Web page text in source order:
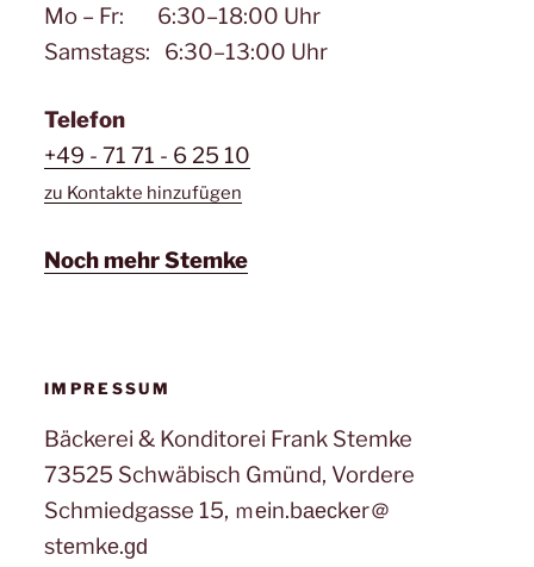
Mo – Fr: 6:30–18:00 Uhr
Samstags: 6:30–13:00 Uhr
Telefon
+49 - 71 71 - 6 25 10
zu Kontakte hinzufügen
Noch mehr Stemke
IMPRESSUM
Bäckerei & Konditorei Frank Stemke
73525 Schwäbisch Gmünd, Vordere
Schmiedgasse 15, ｍеin.bаеϲkеr＠
stеmkе.ɡԁ